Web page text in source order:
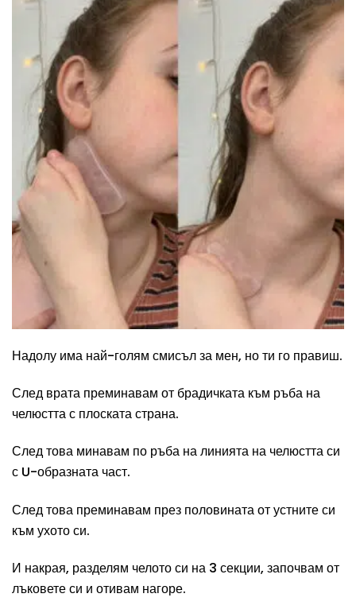
Надолу има най-голям смисъл за мен, но ти го правиш.
След врата преминавам от брадичката към ръба на
челюстта с плоската страна.
След това минавам по ръба на линията на челюстта си
с U-образната част.
След това преминавам през половината от устните си
към ухото си.
И накрая, разделям челото си на 3 секции, започвам от
лъковете си и отивам нагоре.